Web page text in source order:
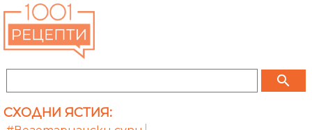
search
СХОДНИ ЯСТИЯ: